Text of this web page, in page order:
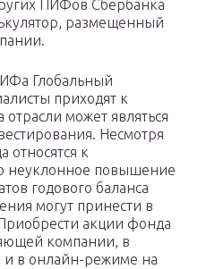
ПИФов Сбербанка
размещенный
Глобальный
приходят к
может являться
Несмотря
относятся к
неуклонное повышение
годового баланса
могут принести в
акции фонда
компании, в
и в онлайн-режиме на